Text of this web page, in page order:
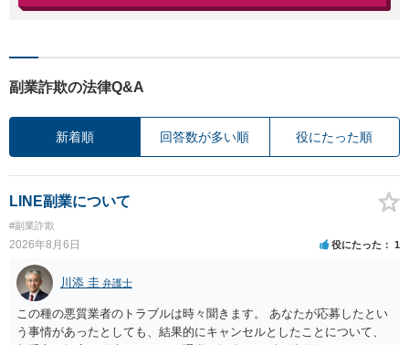
副業詐欺の法律Q&A
新着順 回答数が多い順 役にたった順
LINE副業について
#副業詐欺
2026年8月6日 役にたった 1
川添 圭 弁護士
この種の悪質業者のトラブルは時々聞きます。 あなたが応募したとい
う事情があったとしても、結果的にキャンセルとしたことについて、